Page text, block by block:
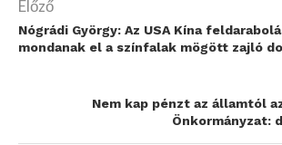
Előző
Nógrádi György: Az USA Kína
mondanak el a színfalak mögött zajló
Nem kap pénzt az államtól
Önkormányzat: